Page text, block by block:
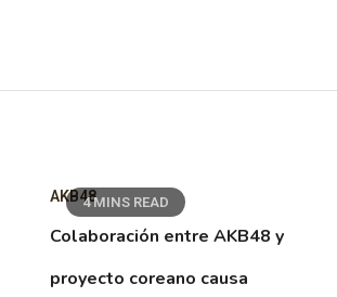
4 MINS READ
AKB48
Colaboración entre AKB48 y
proyecto coreano causa